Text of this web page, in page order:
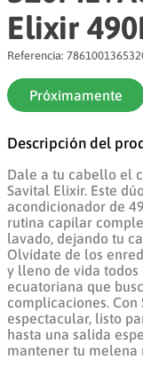
Elixir
Referencia:
Próximamente
Descripción del
Dale a tu cabello el
Savital Elixir. Este
acondicionador de
rutina capilar
lavado, dejando tu
Olvídate de los
y lleno de vida
ecuatoriana que
complicaciones.
espectacular, listo
hasta una salida
mantener tu melena
azucar
9.
atun
10. galletas